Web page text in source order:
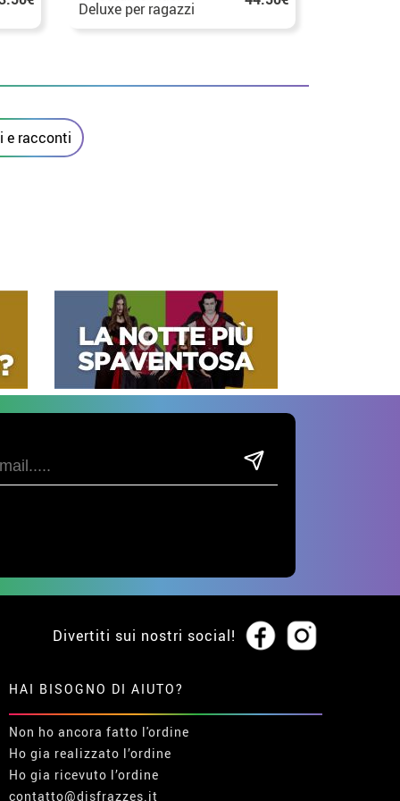
Deluxe per ragazzi
e racconti
Divertiti sui nostri social!
HAI BISOGNO DI AIUTO?
Non ho ancora fatto l'ordine
Ho gia realizzato l’ordine
Ho gia ricevuto l’ordine
contatto@disfrazzes.it